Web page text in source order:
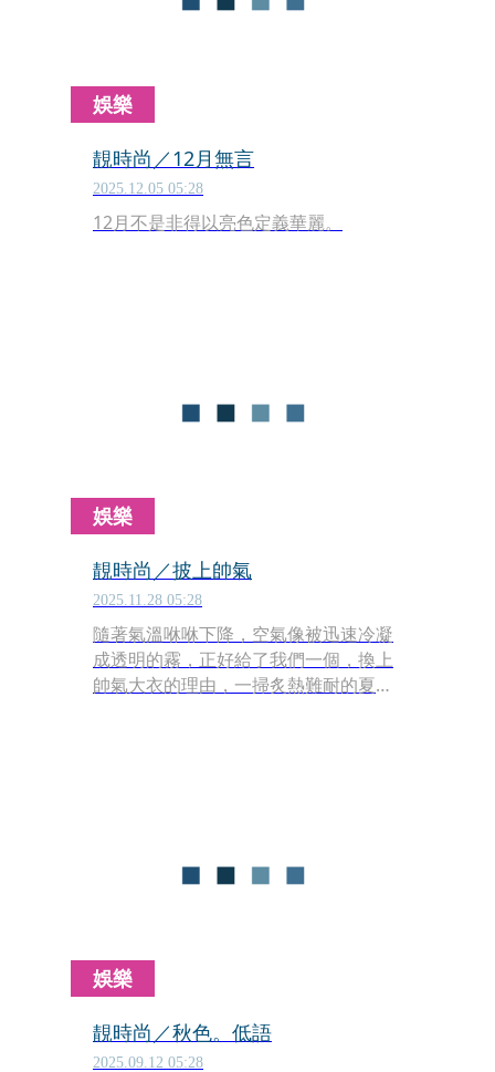
娛樂
靚時尚／12月無言
2025.12.05 05:28
12月不是非得以亮色定義華麗。
娛樂
靚時尚／披上帥氣
2025.11.28 05:28
隨著氣溫咻咻下降，空氣像被迅速冷凝
成透明的霧，正好給了我們一個，換上
帥氣大衣的理由，一掃炙熱難耐的夏季
娛樂
靚時尚／秋色。低語
2025.09.12 05:28